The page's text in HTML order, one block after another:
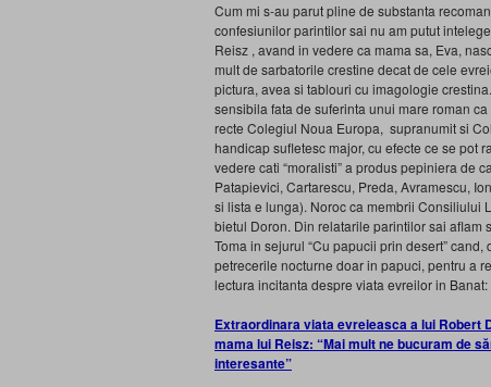
Cum mi s-au parut pline de substanta
confesiunilor parintilor sai nu am putut
Reisz , avand in vedere ca mama sa, Eva,
mult de sarbatorile crestine decat de cele
pictura, avea si tablouri cu imagologie
sensibila fata de suferinta unui mare roman
recte Colegiul Noua Europa, supranumit si
handicap sufletesc major, cu efecte ce se pot
vedere cati “moralisti” a produs pepiniera de
Patapievici, Cartarescu, Preda, Avramescu,
si lista e lunga). Noroc ca membrii Consiliului
bietul Doron. Din relatarile parintilor sai aflam
Toma in sejurul “Cu papucii prin desert”
petrecerile nocturne doar in papuci, pentru a
lectura incitanta despre viata evreilor in Banat:
Extraordinara viata evreieasca a lui Robert
mama lui Reisz: “Mai mult ne bucuram de
interesante”